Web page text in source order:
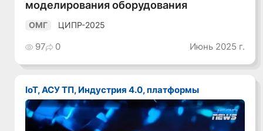
моделирования оборудования
ОМГ ЦИПР-2025
97 0 Июнь 2025 г.
IoT, АСУ ТП, Индустрия 4.0, платформы